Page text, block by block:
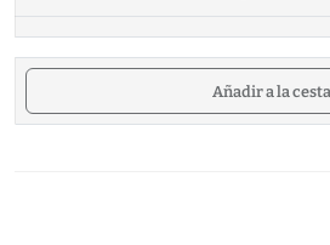
Añadir a la cesta